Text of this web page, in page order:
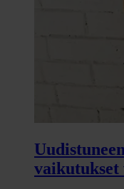
vaikutukset